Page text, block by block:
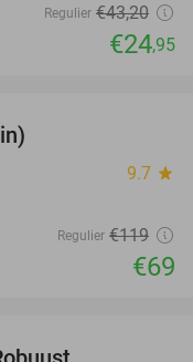
Regulier €43,20
€24,95
9.7 star
Regulier €119
€69